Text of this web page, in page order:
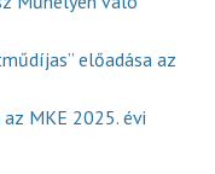
előadása az
MKE 2025. évi